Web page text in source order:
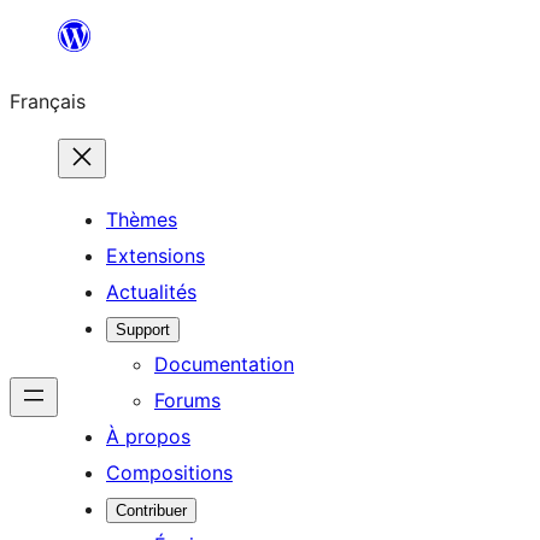
contenu
Français
Thèmes
Extensions
Actualités
Support
Documentation
Forums
À propos
Compositions
Contribuer